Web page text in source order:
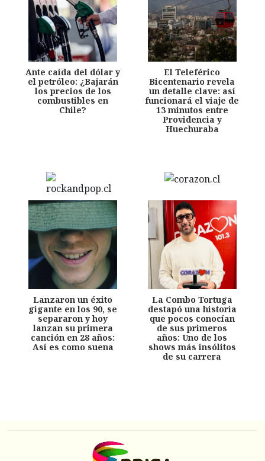
Ante caída del dólar y
el petróleo: ¿Bajarán
los precios de los
combustibles en
Chile?
El Teleférico
Bicentenario revela
un detalle clave: así
funcionará el viaje de
13 minutos entre
Providencia y
Huechuraba
Lanzaron un éxito
gigante en los 90, se
separaron y hoy
lanzan su primera
canción en 28 años:
Así es como suena
La Combo Tortuga
destapó una historia
que pocos conocían
de sus primeros
años: Uno de los
shows más insólitos
de su carrera